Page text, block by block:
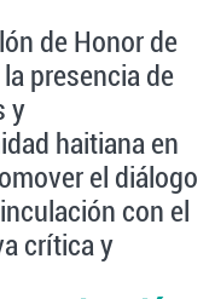
de Honor de
presencia de
y
haitiana en
el diálogo
con el
crítica y